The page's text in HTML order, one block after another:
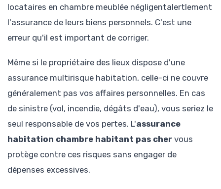
locataires en chambre meublée négligentalertlement
l'assurance de leurs biens personnels. C'est une
erreur qu'il est important de corriger.
Même si le propriétaire des lieux dispose d'une
assurance multirisque habitation, celle-ci ne couvre
généralement pas vos affaires personnelles. En cas
de sinistre (vol, incendie, dégâts d'eau), vous seriez le
seul responsable de vos pertes. L'assurance
habitation chambre habitant pas cher vous
protège contre ces risques sans engager de
dépenses excessives.